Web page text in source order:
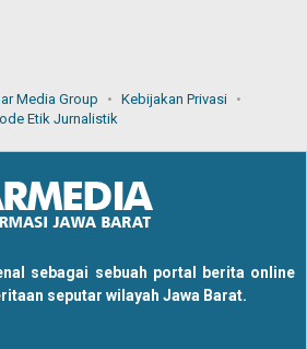
Media Group
Kebijakan Privasi
Etik Jurnalistik
sebagai sebuah portal berita online
seputar wilayah Jawa Barat.